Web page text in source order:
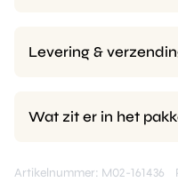
Levering &
Wat zit er in het
Artikelnummer: M02-161436